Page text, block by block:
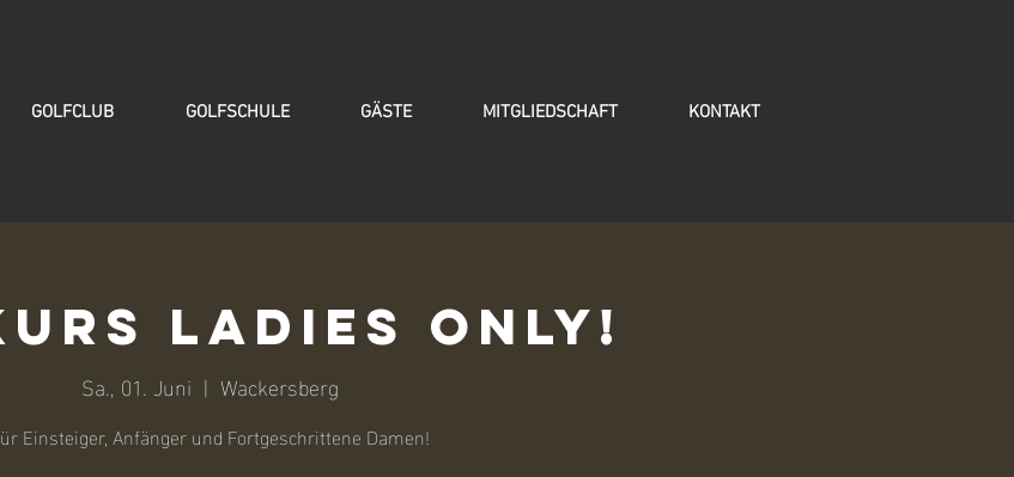
GOLFCLUB GOLFSCHULE GÄSTE MITGLIEDSCHAFT KONTAKT
Ladies Only!
Sa., 01. Juni
  |
Wackersberg
Einsteiger, Anfänger und Fortgeschrittene Damen!